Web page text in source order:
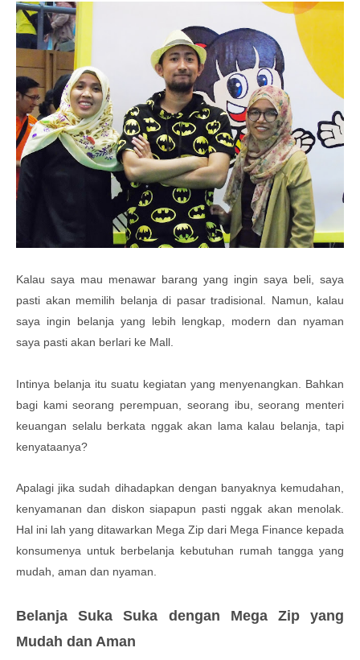
Kalau saya mau menawar barang yang ingin saya beli, saya
pasti akan memilih belanja di pasar tradisional. Namun, kalau
saya ingin belanja yang lebih lengkap, modern dan nyaman
saya pasti akan berlari ke Mall.
Intinya belanja itu suatu kegiatan yang menyenangkan. Bahkan
bagi kami seorang perempuan, seorang ibu, seorang menteri
keuangan selalu berkata nggak akan lama kalau belanja, tapi
kenyataanya?
Apalagi jika sudah dihadapkan dengan banyaknya kemudahan,
kenyamanan dan diskon siapapun pasti nggak akan menolak.
Hal ini lah yang ditawarkan Mega Zip dari Mega Finance kepada
konsumenya untuk berbelanja kebutuhan rumah tangga yang
mudah, aman dan nyaman.
Belanja Suka Suka dengan Mega Zip yang
Mudah dan Aman